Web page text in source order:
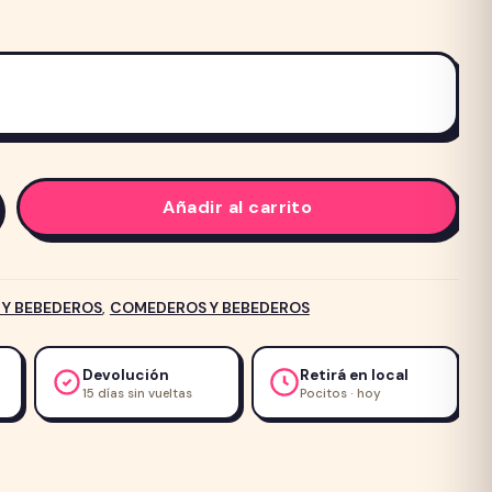
Añadir al carrito
BEBEDEROS, COMEDEROS Y BEBEDEROS
Devolución
15 días sin vueltas
Retirá en local
Pocitos · hoy